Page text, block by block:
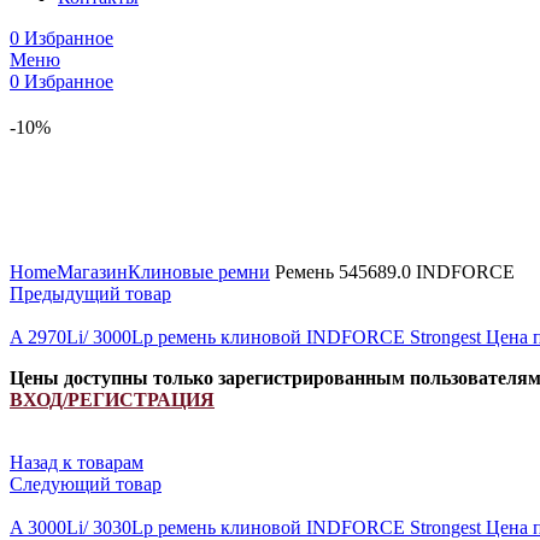
0 Избранное
Меню
0 Избранное
-10%
HomeМагазинКлиновые ремни Ремень 545689.0 INDFORCE
Предыдущий товар
A 2970Li/ 3000Lp ремень клиновой INDFORCE Strongest Цена
Цены доступны только зарегистрированным пользователям
ВХОД/РЕГИСТРАЦИЯ
Назад к товарам
Следующий товар
A 3000Li/ 3030Lp ремень клиновой INDFORCE Strongest Цена